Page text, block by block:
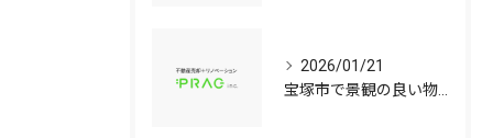
2026/01/21